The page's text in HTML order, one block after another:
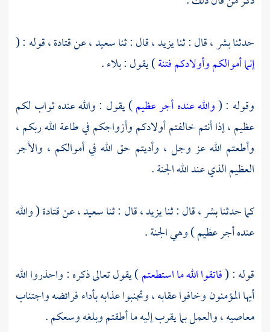
حدثنابشر ،قال : ثنايزيد ،قال : ثناسعيد ،عنقتادة ،قوله : (
إنما أموالكم وأولادكم فتنة) يقول : بلاء .
وقوله : (والله عنده أجر عظيم) يقول : والله عنده ثواب لكم
عظيم ، إذا أنتم خالفتم أولادكم وأزواجكم في طاعة الله ربكم ،
وأطعتم الله عز وجل ، وأديتم حق الله في أموالكم ، والأجر
العظيم الذي عند الله الجنة .
كما حدثنابشر ،قال : ثنايزيد ،قال : ثناسعيد ،عنقتادة( والله
عنده أجر عظيم ) وهي الجنة .
قوله : (فاتقوا الله ما استطعتم) يقول تعالى ذكره : واحذروا الله
أيها المؤمنون وخافوا عقابه ، وتجنبوا عذابه بأداء فرائضه واجتناب
معاصيه ، والعمل بما يقرب إليه ما أطقتم وبلغه وسعكم .